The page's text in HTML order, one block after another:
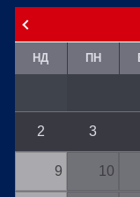
НД ПН
2 3
9 10